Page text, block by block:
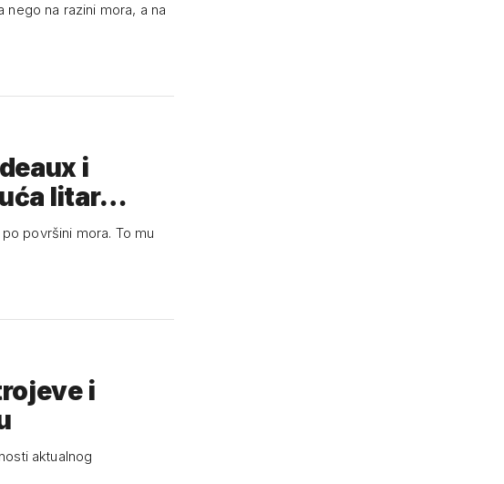
nego na razini mora, a na
i
litar…
površini mora. To mu
i
aktualnog